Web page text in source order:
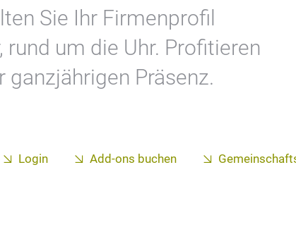
Sie Ihr Firmenprofil
um die Uhr. Profitieren
ganzjährigen Präsenz.
Login Add-ons buchen